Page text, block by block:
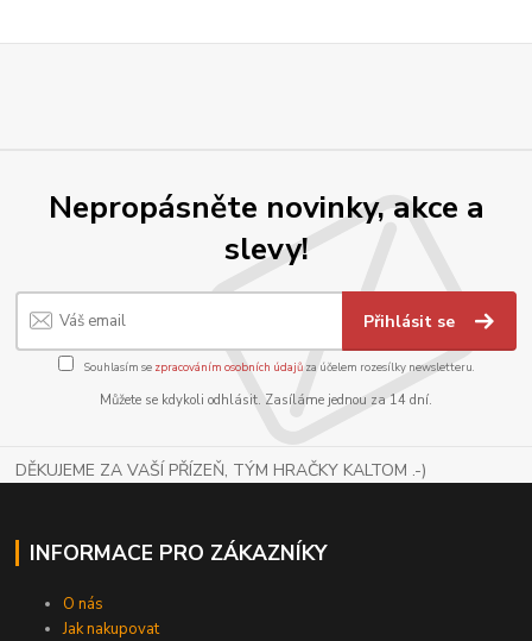
Nepropásněte novinky, akce a
slevy!
Přihlásit se
Souhlasím se zpracováním osobních údajůza účelem rozesílky newsletteru.
Můžete se kdykoli odhlásit. Zasíláme jednou za 14 dní.
DĚKUJEME ZA VAŠÍ PŘÍZEŇ, TÝM HRAČKY KALTOM .-)
INFORMACE PRO ZÁKAZNÍKY
O nás
Jak nakupovat